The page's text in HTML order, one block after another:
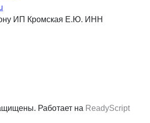
ИП Кромская Е.Ю. ИНН
Работает на ReadyScript